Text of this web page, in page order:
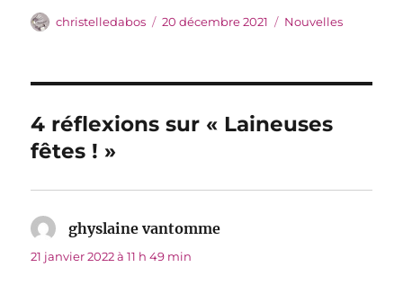
Auteur
christelledabos
Publié
20 décembre 2021 Catégories
Nouvelles
4 réflexions sur « Laineuses
fêtes ! »
ghyslaine vantomme
21 janvier 2022 à 11 h 49 min